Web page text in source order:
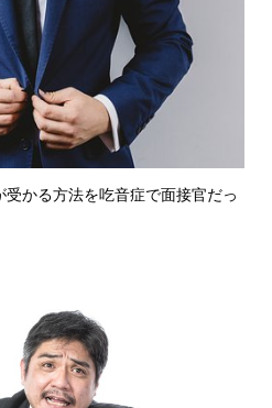
かる方法を吃音症で面接官だっ